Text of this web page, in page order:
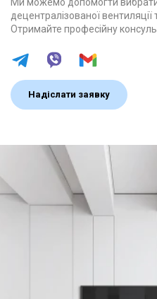
децентралізованої вентиляції
Отримайте професійну
Надіслати заявку